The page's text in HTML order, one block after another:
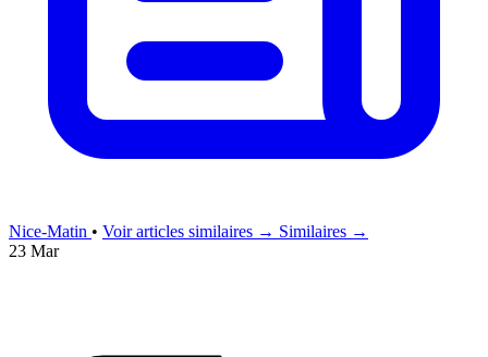
Nice-Matin • Voir articles similaires → Similaires →
23 Mar